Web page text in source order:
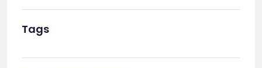
Tags